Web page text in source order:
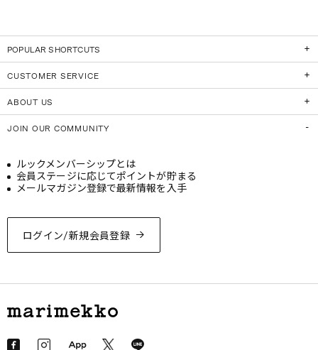
POPULAR SHORTCUTS
CUSTOMER SERVICE
ABOUT US
JOIN OUR COMMUNITY
ログイン/新規会員登録
ルックメンバーシップとは
会員ステージに応じてポイントが貯まる
メールマガジン登録で最新情報を入手